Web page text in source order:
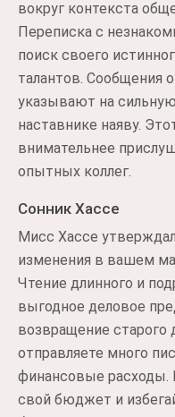
вокруг контекста
Переписка с
поиск своего
талантов. Сообщения
указывают на
наставнике наяву.
внимательнее
опытных коллег.
Сонник Хассе
Мисс Хассе
изменения в вашем
Чтение длинного и
выгодное деловое
возвращение старого
отправляете много
финансовые расходы.
свой бюджет и